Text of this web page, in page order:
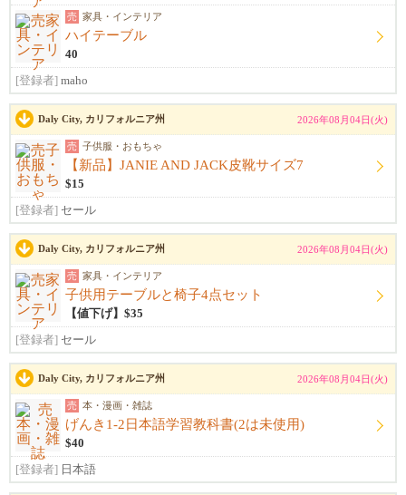
売 家具・インテリア
ハイテーブル
40
[登録者] maho
Daly City, カリフォルニア州 2026年08月04日(火)
売 子供服・おもちゃ
【新品】JANIE AND JACK皮靴サイズ7
$15
[登録者] セール
Daly City, カリフォルニア州 2026年08月04日(火)
売 家具・インテリア
子供用テーブルと椅子4点セット
【値下げ】$35
[登録者] セール
Daly City, カリフォルニア州 2026年08月04日(火)
売 本・漫画・雑誌
げんき1-2日本語学習教科書(2は未使用)
$40
[登録者] 日本語